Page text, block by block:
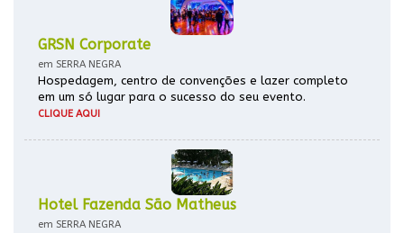
GRSN Corporate
em SERRA NEGRA
Hospedagem, centro de convenções e lazer completo
em um só lugar para o sucesso do seu evento.
CLIQUE AQUI
Hotel Fazenda São Matheus
em SERRA NEGRA